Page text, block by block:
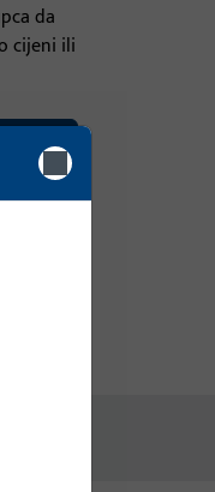
da
cijeni ili